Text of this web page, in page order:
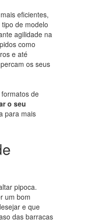
eficientes,
de modelo
agilidade na
como
e até
os seus
de
o seu
para mais
pipoca.
um bom
e que
das barracas